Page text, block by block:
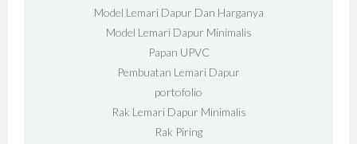
Model Lemari Dapur Dan Harganya
Model Lemari Dapur Minimalis
Papan UPVC
Pembuatan Lemari Dapur
portofolio
Rak Lemari Dapur Minimalis
Rak Piring